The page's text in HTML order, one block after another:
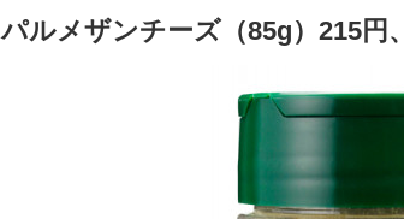
パルメザンチーズ（85g）215円